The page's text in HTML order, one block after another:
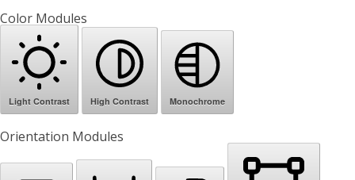
Color Modules
Light Contrast High Contrast Monochrome
Orientation Modules